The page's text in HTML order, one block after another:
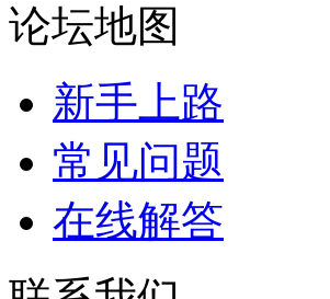
论坛地图
新手上路
常见问题
在线解答